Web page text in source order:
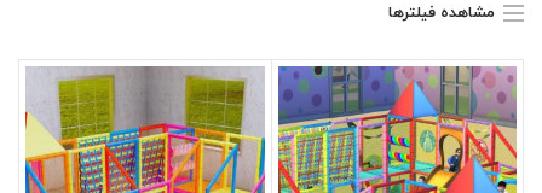
مشاهده فیلترها